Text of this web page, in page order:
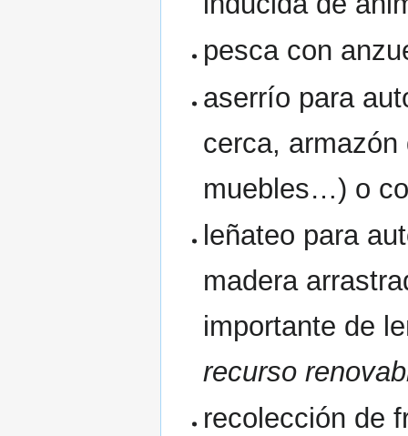
pesca con
aserrío para
cerca,
muebles…) o
leñateo para
madera
importante de
recurso
recolección de